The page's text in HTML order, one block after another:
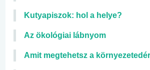
Kutyapiszok: hol a helye?
Az ökológiai lábnyom
Amit megtehetsz a